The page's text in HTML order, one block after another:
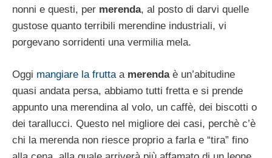
nonni e questi, per merenda, al posto di darvi quelle
gustose quanto terribili merendine industriali, vi
porgevano sorridenti una vermilia mela.
Oggi mangiare la fruttaa merendaè un’abitudine
quasi andata persa, abbiamo tutti fretta e si prende
appunto una merendina al volo, un caffè, dei biscotti o
dei tarallucci. Questo nel migliore dei casi, perchè c’è
chi la merenda non riesce proprio a farla e “tira” fino